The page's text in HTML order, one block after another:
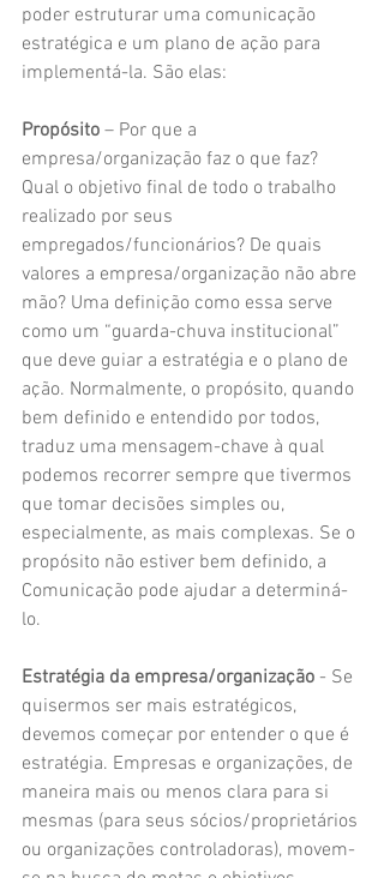
poder estruturar uma comunicação
estratégica e um plano de ação para
implementá-la. São elas:
Propósito – Por que a
empresa/organização faz o que faz?
Qual o objetivo final de todo o trabalho
realizado por seus
empregados/funcionários? De quais
valores a empresa/organização não abre
mão? Uma definição como essa serve
como um “guarda-chuva institucional”
que deve guiar a estratégia e o plano de
ação. Normalmente, o propósito, quando
bem definido e entendido por todos,
traduz uma mensagem-chave à qual
podemos recorrer sempre que tivermos
que tomar decisões simples ou,
especialmente, as mais complexas. Se o
propósito não estiver bem definido, a
Comunicação pode ajudar a determiná-
lo.
Estratégia da empresa/organização - Se
quisermos ser mais estratégicos,
devemos começar por entender o que é
estratégia. Empresas e organizações, de
maneira mais ou menos clara para si
mesmas (para seus sócios/proprietários
ou organizações controladoras), movem-